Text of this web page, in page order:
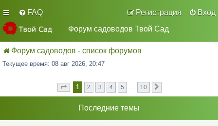
FAQ Вход
Регистрация
Форум садоводов Твой Сад
Форум садоводов - список форумов
Текущее время: 08 авг 2026, 20:47
Страница 1из 10
1 2 3 4 5 … 10
Последние темы